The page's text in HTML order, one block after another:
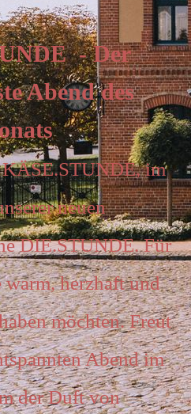
- Der
Abend des
im
neuen
DIE.STUNDE. Für
warm, herzhaft und
möchten. Freut
Abend im
der Duft von